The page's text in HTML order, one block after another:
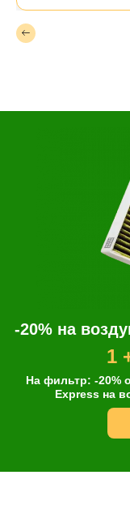
-20% на
1
На фильтр: -20%
Express на